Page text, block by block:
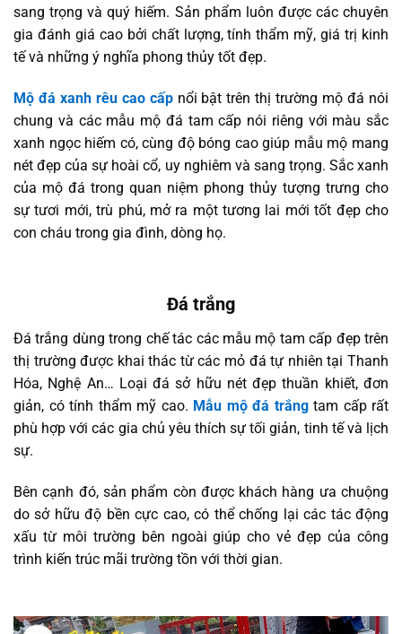
sang trọng và quý hiếm. Sản phẩm luôn được các chuyên
gia đánh giá cao bởi chất lượng, tính thẩm mỹ, giá trị kinh
tế và những ý nghĩa phong thủy tốt đẹp.
Mộ đá xanh rêu cao cấpnổi bật trên thị trường mộ đá nói
chung và các mẫu mộ đá tam cấp nói riêng với màu sắc
xanh ngọc hiếm có, cùng độ bóng cao giúp mẫu mộ mang
nét đẹp của sự hoài cổ, uy nghiêm và sang trọng. Sắc xanh
của mộ đá trong quan niệm phong thủy tượng trưng cho
sự tươi mới, trù phú, mở ra một tương lai mới tốt đẹp cho
con cháu trong gia đình, dòng họ.
Đá trắng
Đá trắng dùng trong chế tác các mẫu mộ tam cấp đẹp trên
thị trường được khai thác từ các mỏ đá tự nhiên tại Thanh
Hóa, Nghệ An… Loại đá sở hữu nét đẹp thuần khiết, đơn
giản, có tính thẩm mỹ cao. Mẫu mộ đá trắngtam cấp rất
phù hợp với các gia chủ yêu thích sự tối giản, tinh tế và lịch
sự.
Bên cạnh đó, sản phẩm còn được khách hàng ưa chuộng
do sở hữu độ bền cực cao, có thể chống lại các tác động
xấu từ môi trường bên ngoài giúp cho vẻ đẹp của công
trình kiến trúc mãi trường tồn với thời gian.